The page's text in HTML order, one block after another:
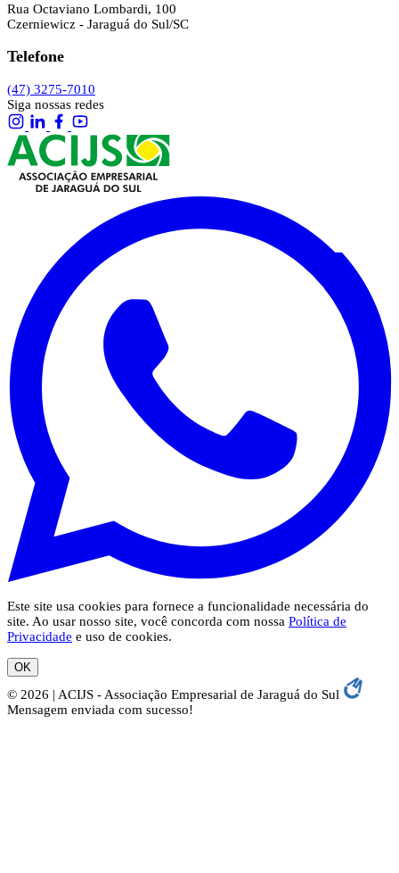
Rua Octaviano Lombardi, 100
Czerniewicz - Jaraguá do Sul/SC
Telefone
(47) 3275-7010
Siga nossas redes
Este site usa cookies para fornece a funcionalidade necessária do
site. Ao usar nosso site, você concorda com nossa Política de
Privacidade e uso de cookies.
OK
© 2026 | ACIJS - Associação Empresarial de Jaraguá do Sul
Mensagem enviada com sucesso!